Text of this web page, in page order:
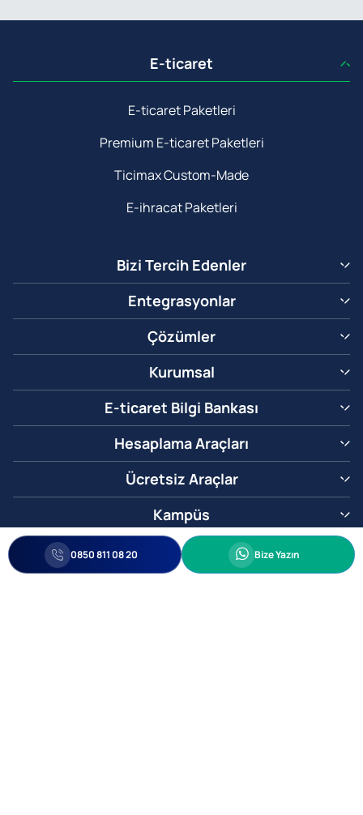
E-ticaret
E-ticaret Paketleri
Premium E-ticaret Paketleri
Ticimax Custom-Made
E-ihracat Paketleri
Bizi Tercih Edenler
Entegrasyonlar
Çözümler
Kurumsal
E-ticaret Bilgi Bankası
Hesaplama Araçları
Ücretsiz Araçlar
Kampüs
0850 811 08 20 Whatsapp
Bize Yazın
0850 811 08 20